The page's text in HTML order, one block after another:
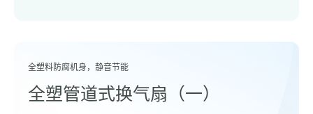
全塑料防腐机身，静音节能
全塑管道式换气扇（一）